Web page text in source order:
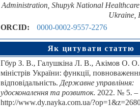
Administration, Shupyk National
Ukraine,
ORCID:
0000-0002-9557-2276
Як цитувати статтю
Гбур З. В., Галушкіна Л. В., Акімов О. О.
міністрів України: функції,
відповідальність. Державне управління:
удосконалення та розвиток. 2022. № 5. –
http://www.dy.nayka.com.ua/